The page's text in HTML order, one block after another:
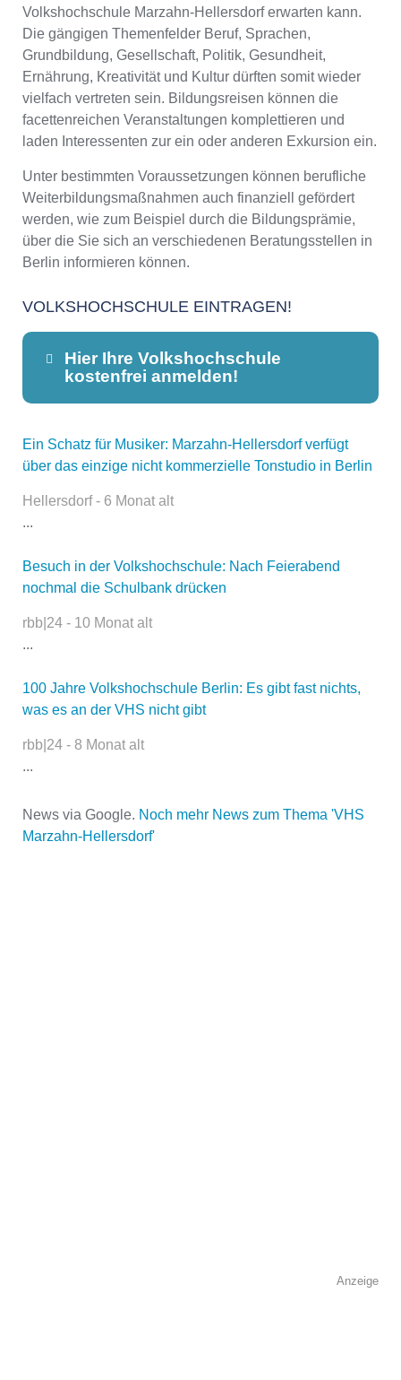
Volkshochschule Marzahn-Hellersdorf erwarten kann.
Die gängigen Themenfelder Beruf, Sprachen,
Grundbildung, Gesellschaft, Politik, Gesundheit,
Ernährung, Kreativität und Kultur dürften somit wieder
vielfach vertreten sein. Bildungsreisen können die
facettenreichen Veranstaltungen komplettieren und
laden Interessenten zur ein oder anderen Exkursion ein.
Unter bestimmten Voraussetzungen können berufliche
Weiterbildungsmaßnahmen auch finanziell gefördert
werden, wie zum Beispiel durch die Bildungsprämie,
über die Sie sich an verschiedenen Beratungsstellen in
Berlin informieren können.
VOLKSHOCHSCHULE EINTRAGEN!
Hier Ihre Volkshochschule
kostenfrei anmelden!
Dieser Teil dient lediglich zur
Kontaktaufnahme und ist nicht
Name*
Name der Volkshochschule
Ein Schatz für Musiker: Marzahn-Hellersdorf verfügt
über das einzige nicht kommerzielle Tonstudio in Berlin
Hellersdorf - 6 Monat alt
...
Besuch in der Volkshochschule: Nach Feierabend
nochmal die Schulbank drücken
rbb|24 - 10 Monat alt
...
100 Jahre Volkshochschule Berlin: Es gibt fast nichts,
was es an der VHS nicht gibt
rbb|24 - 8 Monat alt
...
News via Google. Noch mehr News zum Thema 'VHS
Marzahn-Hellersdorf'
Anzeige